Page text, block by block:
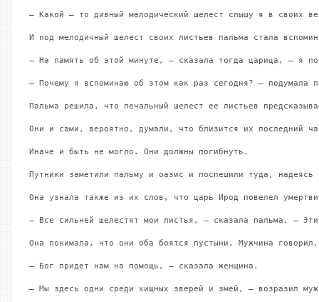
— Какой – то дивный мелодический шелест слышу я в своих
И под мелодичный шелест своих листьев пальма стала
— На память об этой минуте, – сказала тогда царица, – я
— Почему я вспоминаю об этом как раз сегодня? –
Пальма решила, что печальный шелест ее листьев
Они и сами, вероятно, думали, что близится их последний
Иначе и быть не могло. Они должны погибнуть.
Путники заметили пальму и оазис и поспешили туда,
Она узнала также из их слов, что царь Ирод повелел
— Все сильней шелестят мои листья, – сказала пальма. –
Она понимала, что они оба боятся пустыни. Мужчина
— Бог придет нам на помощь, – сказала женщина.
— Мы здесь одни среди хищных зверей и змей, – возразил